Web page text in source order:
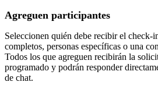
Agreguen participantes
Seleccionen quién debe recibir el check-
completos, personas específicas o una
Todos los que agreguen recibirán la
programado y podrán responder
de chat.